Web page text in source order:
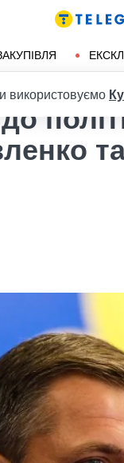
використовуємо